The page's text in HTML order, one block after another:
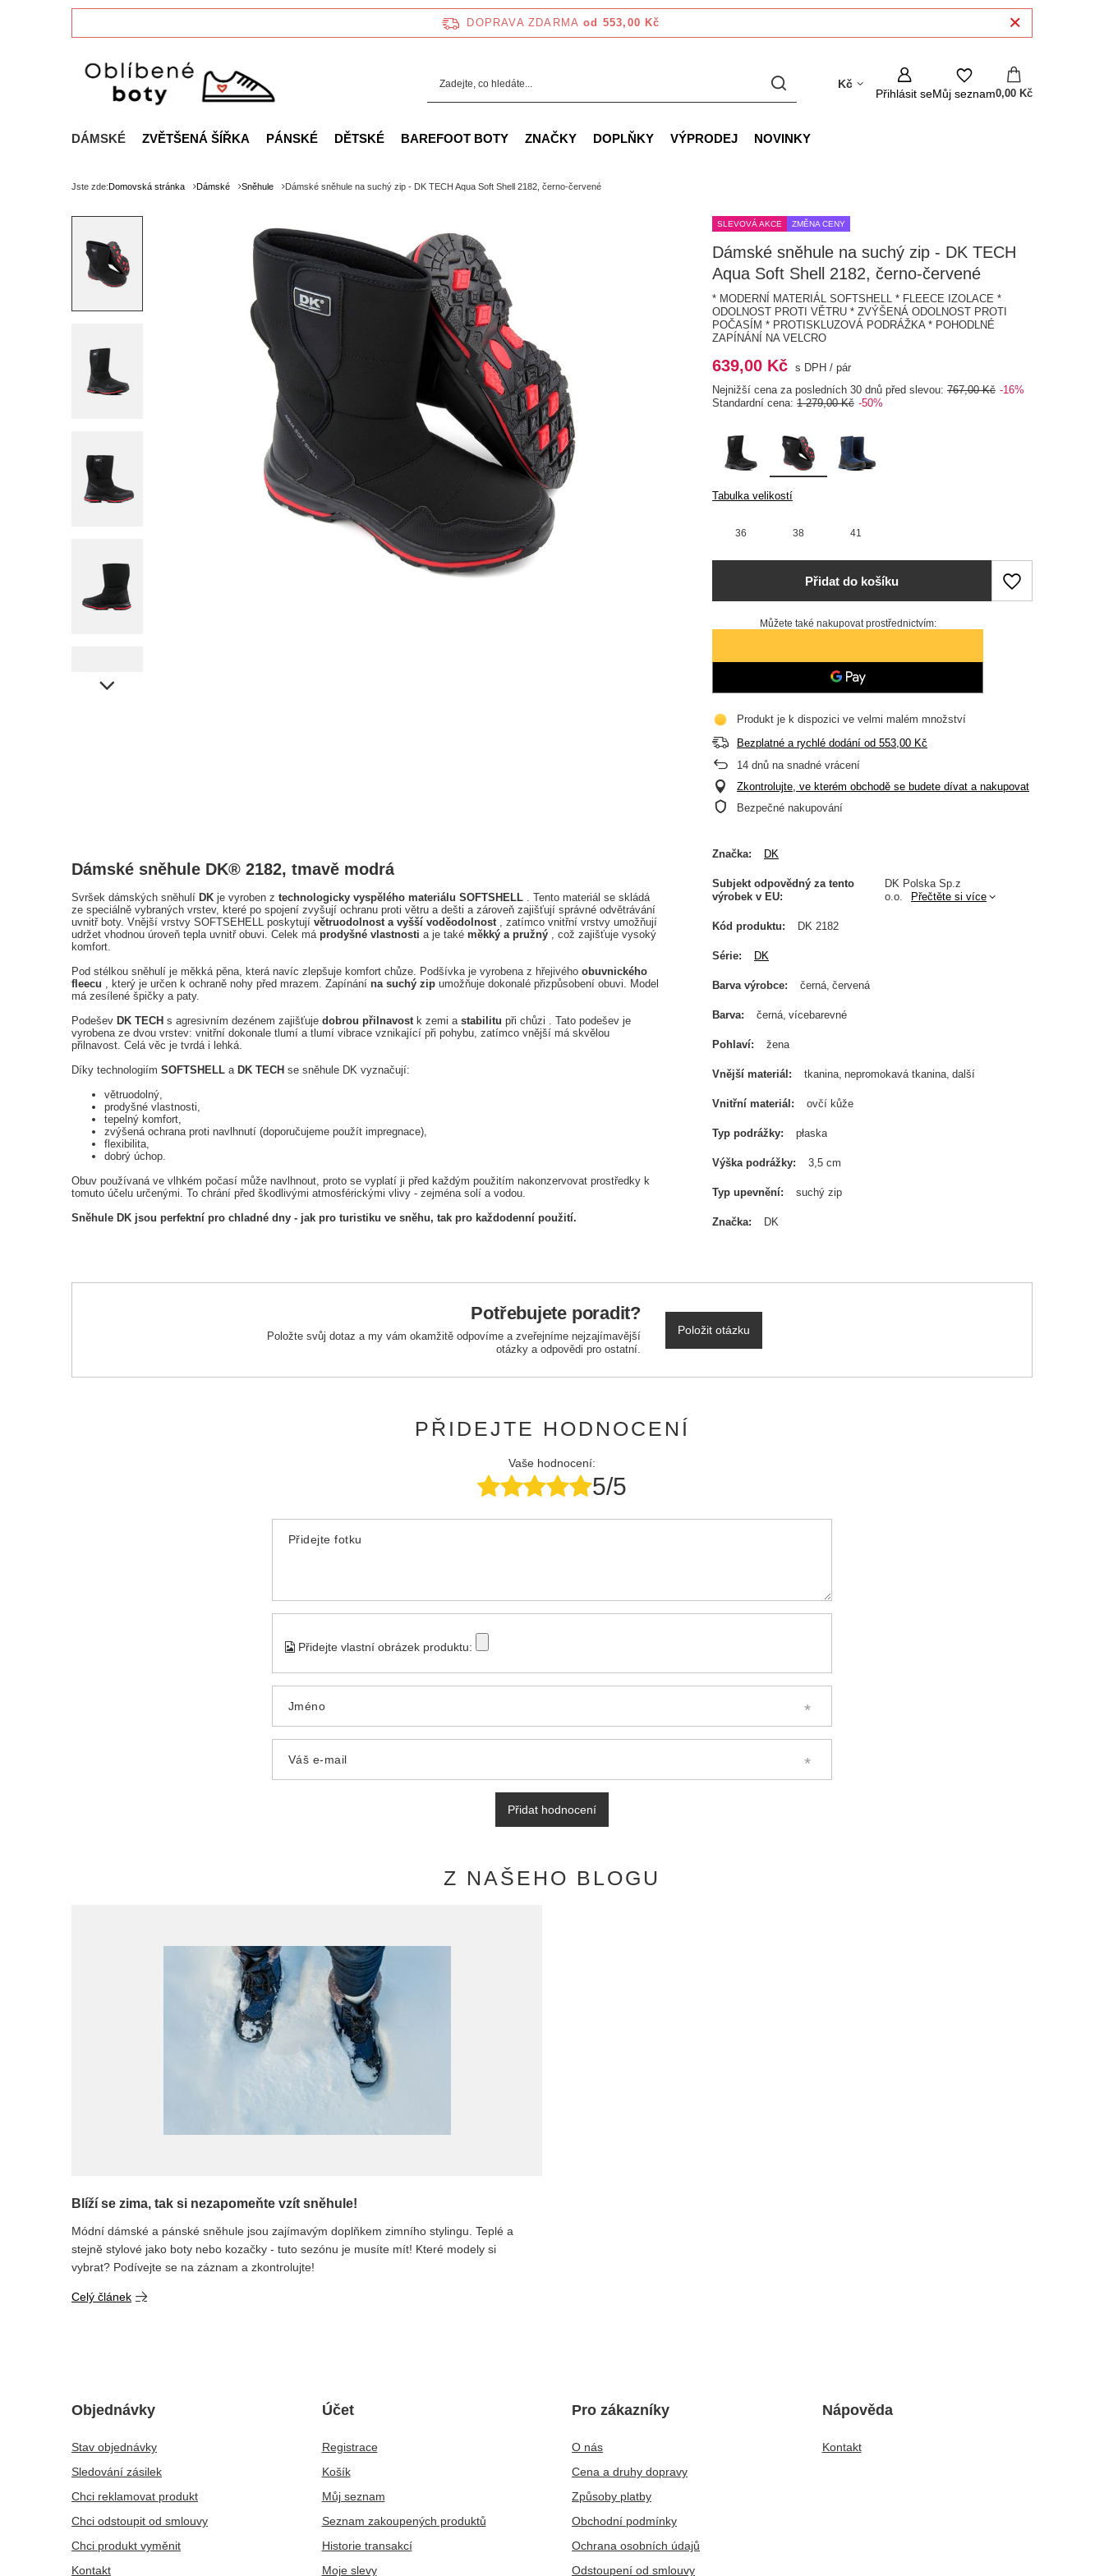
DOPRAVA ZDARMA od 553,00 Kč
Kč
Přihlásit seMůj seznam0,00 Kč
DÁMSKÉ ZVĚTŠENÁ ŠÍŘKA PÁNSKÉ DĚTSKÉ BAREFOOT BOTY ZNAČKY DOPLŇKY VÝPRODEJ NOVINKY
Jste zde:Domovská stránka Dámské Sněhule Dámské sněhule na suchý zip - DK TECH Aqua Soft Shell 2182, černo-červené
SLEVOVÁ AKCE ZMĚNA CENY
Dámské sněhule na suchý zip - DK TECH
Aqua Soft Shell 2182, černo-červené
* MODERNÍ MATERIÁL SOFTSHELL * FLEECE IZOLACE *
ODOLNOST PROTI VĚTRU * ZVÝŠENÁ ODOLNOST PROTI
POČASÍM * PROTISKLUZOVÁ PODRÁŽKA * POHODLNÉ
ZAPÍNÁNÍ NA VELCRO
36 38 41
Tabulka velikostí
639,00 Kč s DPH /pár
Nejnižší cena za posledních 30 dnů před slevou:767,00 Kč -16%
Standardní cena:1 279,00 Kč -50%
Přidat do košíku
Můžete také nakupovat prostřednictvím:
Produkt je k dispozici ve velmi malém množství
Bezplatné a rychlé dodání od553,00 Kč
14 dnů na snadné vrácení
Zkontrolujte, ve kterém obchodě se budete dívat a nakupovat
Bezpečné nakupování
Dámské sněhule DK® 2182, tmavě modrá
Svršek dámských sněhulí DK je vyroben z technologicky vyspělého materiálu SOFTSHELL . Tento materiál se skládá
ze speciálně vybraných vrstev, které po spojení zvyšují ochranu proti větru a dešti a zároveň zajišťují správné odvětrávání
uvnitř boty. Vnější vrstvy SOFTSEHELL poskytují větruodolnost a vyšší voděodolnost, zatímco vnitřní vrstvy umožňují
udržet vhodnou úroveň tepla uvnitř obuvi. Celek má prodyšné vlastnosti a je také měkký a pružný , což zajišťuje vysoký
komfort.
Pod stélkou sněhulí je měkká pěna, která navíc zlepšuje komfort chůze. Podšívka je vyrobena z hřejivého obuvnického
fleecu , který je určen k ochraně nohy před mrazem. Zapínání na suchý zip umožňuje dokonalé přizpůsobení obuvi. Model
má zesílené špičky a paty.
Podešev DK TECH s agresivním dezénem zajišťuje dobrou přilnavostk zemi a stabilitu při chůzi . Tato podešev je
vyrobena ze dvou vrstev: vnitřní dokonale tlumí a tlumí vibrace vznikající při pohybu, zatímco vnější má skvělou
přilnavost. Celá věc je tvrdá i lehká.
Díky technologiím SOFTSHELL a DK TECH se sněhule DK vyznačují:
větruodolný,
prodyšné vlastnosti,
tepelný komfort,
zvýšená ochrana proti navlhnutí (doporučujeme použít impregnace),
flexibilita,
dobrý úchop.
Obuv používaná ve vlhkém počasí může navlhnout, proto se vyplatí ji před každým použitím nakonzervovat prostředky k
tomuto účelu určenými. To chrání před škodlivými atmosférickými vlivy - zejména solí a vodou.
Sněhule DK jsou perfektní pro chladné dny - jak pro turistiku ve sněhu, tak pro každodenní použití.
Značka DK
Subjekt odpovědný za tento
výrobek v EU
DK Polska Sp.z
o.o.
Přečtěte si více
Kód produktu DK 2182
Série DK
Barva výrobce černá červená
Barva černá vícebarevné
Pohlaví žena
Vnější materiál tkanina nepromokavá tkanina další
Vnitřní materiál ovčí kůže
Typ podrážky płaska
Výška podrážky 3,5 cm
Typ upevnění suchý zip
Značka DK
Potřebujete poradit?
Položte svůj dotaz a my vám okamžitě odpovíme a zveřejníme nejzajímavější
otázky a odpovědi pro ostatní.
Položit otázku
PŘIDEJTE HODNOCENÍ
Vaše hodnocení:
5/5
Přidejte fotku
Přidejte vlastní obrázek produktu:
Jméno
Váš e-mail
Přidat hodnocení
Z NAŠEHO BLOGU
Blíží se zima, tak si nezapomeňte vzít sněhule!
Módní dámské a pánské sněhule jsou zajímavým doplňkem zimního stylingu. Teplé a
stejně stylové jako boty nebo kozačky - tuto sezónu je musíte mít! Které modely si
vybrat? Podívejte se na záznam a zkontrolujte!
Celý článek
Objednávky
Stav objednávky
Sledování zásilek
Chci reklamovat produkt
Chci odstoupit od smlouvy
Chci produkt vyměnit
Kontakt
Účet
Registrace
Košík
Můj seznam
Seznam zakoupených produktů
Historie transakcí
Moje slevy
Pro zákazníky
O nás
Cena a druhy dopravy
Způsoby platby
Obchodní podmínky
Ochrana osobních údajů
Odstoupení od smlouvy
Nápověda
Kontakt